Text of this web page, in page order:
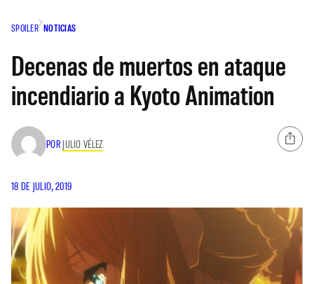
SPOILER NOTICIAS
Decenas de muertos en ataque
incendiario a Kyoto Animation
POR JULIO VÉLEZ
18 DE JULIO, 2019